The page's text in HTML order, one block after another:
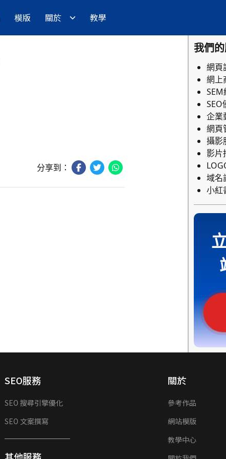
模版 關於 教學
分享到：
我們
網頁
網上
SEO
企業
網頁
攝影
影片
域名
小紅
SEO服務
SEO 搜尋引擎優化
SEO 文案撰寫
其他服務
關於
參考作品
網站模版
教學中心